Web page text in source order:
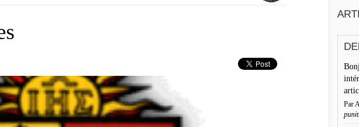
Laisser une
obligatoires sont
Jet d'Encre vous prie
esprit de dialogue et
Thomas
Envoyé le
Excellente initiative
Envoyé
Par